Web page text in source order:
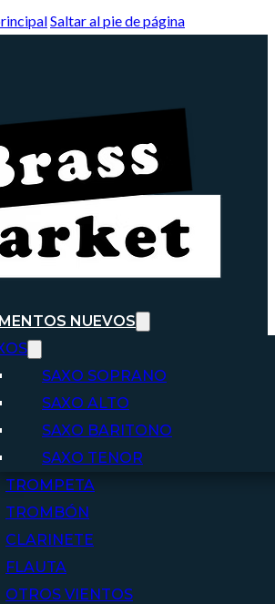
Saltar al pie de página
NUEVOS
SAXO SOPRANO
SAXO ALTO
SAXO BARITONO
SAXO TENOR
TROMPETA
TROMBÓN
CLARINETE
FLAUTA
OTROS VIENTOS